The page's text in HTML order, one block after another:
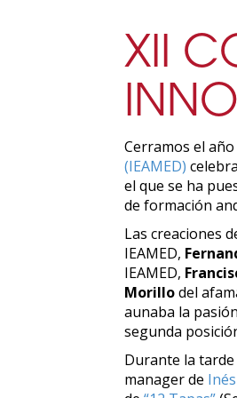
XII
Cerramos el año
(IEAMED)
el que se ha
de formación
Las creaciones
IEAMED,
IEAMED,
Morillodel
aunaba la
segunda
Durante la tarde
manager de